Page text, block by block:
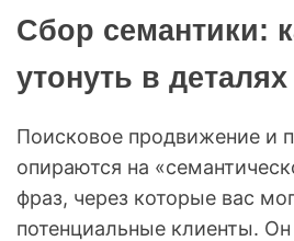
Сбор семантики:
утонуть в деталях
Поисковое продвижение и
опираются на
фраз, через которые вас
потенциальные клиенты.